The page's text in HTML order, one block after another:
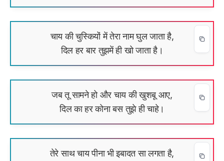
चाय की चुस्कियों में तेरा नाम घुल जाता है,
दिल हर बार तुझमें ही खो जाता है।
जब तू सामने हो और चाय की खुशबू आए,
दिल का हर कोना बस तुझे ही चाहे।
तेरे साथ चाय पीना भी इबादत सा लगता है,